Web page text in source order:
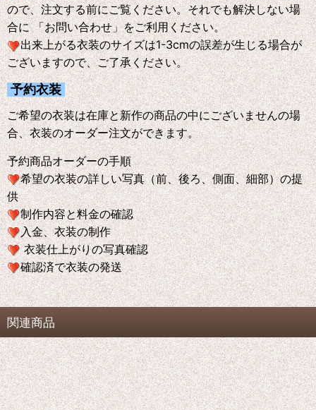
ので、注文する前にご覧ください。それでも解決しない場
合に 「お問い合わせ」をご利用ください。
出来上がる衣装のサイズは1-3cmの誤差が生じる場合が
ございますので、ご了承ください。
予約衣装
ご希望の衣装は在庫と新作の商品の中にございませんの場
合、衣装のオーダー注文ができます。
予約商品オーダーの手順
希望の衣装の詳しい写真（前、後ろ、側面、細部）の提
供
制作内容と料金の確認
入金、衣装の制作
衣装仕上がりの写真確認
確認済で衣装の発送
関連商品